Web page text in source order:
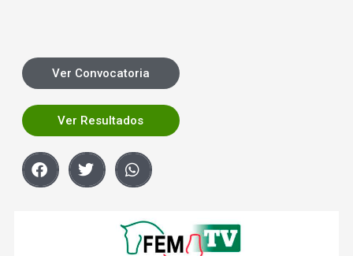
Ver Convocatoria
Ver Resultados